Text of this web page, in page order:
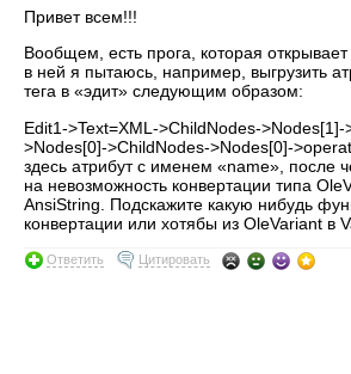
Привет всем!!!
Вообщем, есть прога, которая
в ней я пытаюсь, например, выгрузить
тега в «эдит» следующим образом:
Edit1->Text=XML->ChildNodes->Nodes[1]-
>Nodes[0]->ChildNodes->Nodes[0]-
здесь атрибут с именем «name», после
на невозможность конвертации типа
AnsiString. Подскажите какую нибудь
конвертации или хотябы из OleVariant в
Ответить Цитировать